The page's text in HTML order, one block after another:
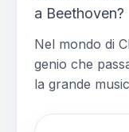
a Beethoven?
Nel mondo di
genio che
la grande